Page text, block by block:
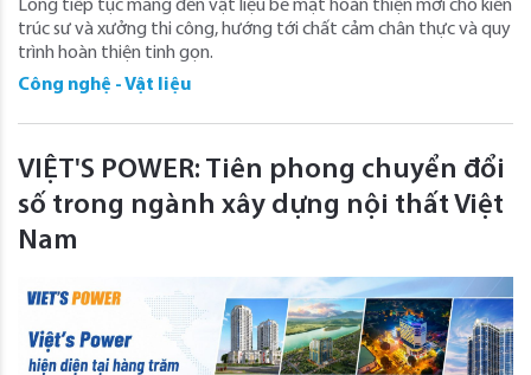
Long tiếp tục mang đến vật liệu bề mặt hoàn thiện mới cho kiến
trúc sư và xưởng thi công, hướng tới chất cảm chân thực và quy
trình hoàn thiện tinh gọn.
Công nghệ - Vật liệu
VIỆT'S POWER: Tiên phong chuyển đổi
số trong ngành xây dựng nội thất Việt
Nam